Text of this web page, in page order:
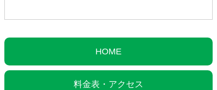
HOME
料金表・アクセス